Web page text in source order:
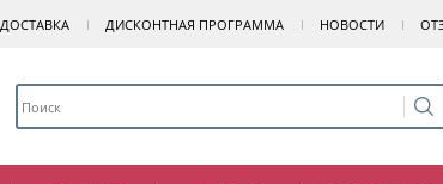
ДОСТАВКА ДИСКОНТНАЯ ПРОГРАММА НОВОСТИ